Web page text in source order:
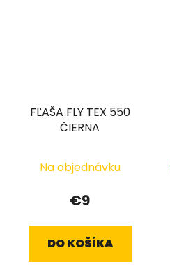
FĽAŠA FLY TEX 550
ČIERNA
Na objednávku
€9
DO KOŠÍKA